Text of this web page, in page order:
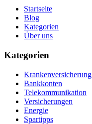
Startseite
Blog
Kategorien
Über uns
Kategorien
Krankenversicherung
Bankkonten
Telekommunikation
Versicherungen
Energie
Spartipps